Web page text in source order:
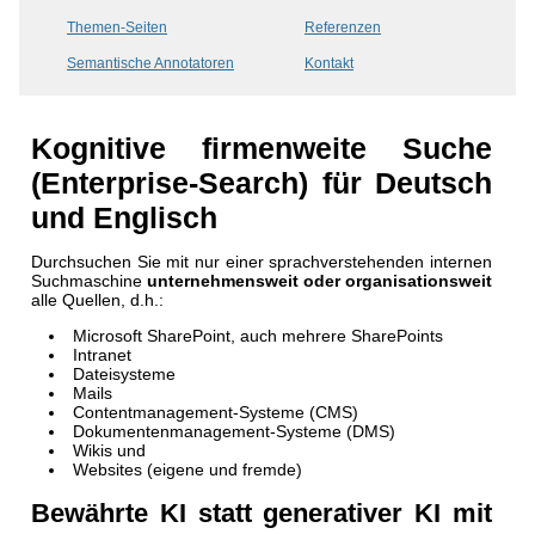
Themen-Seiten
Semantische Annotatoren
Referenzen
Kontakt
Kognitive firmenweite Suche
(Enterprise-Search) für Deutsch
und Englisch
Durchsuchen Sie mit nur einer sprachverstehenden internen
Suchmaschine unternehmensweit oder organisationsweit
alle Quellen, d.h.:
Microsoft SharePoint, auch mehrere SharePoints
Intranet
Dateisysteme
Mails
Contentmanagement-Systeme (CMS)
Dokumentenmanagement-Systeme (DMS)
Wikis und
Websites (eigene und fremde)
Bewährte KI statt generativer KI mit